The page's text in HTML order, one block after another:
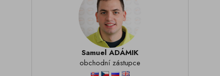
Samuel ADÁMIK
obchodní zástupce